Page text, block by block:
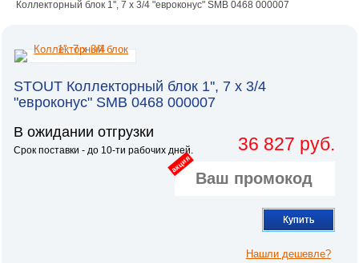
Коллекторный блок 1'', 7 x 3/4 "евроконус" SMB 0468 000007
STOUT Коллекторный блок 1'', 7 x 3/4
"евроконус" SMB 0468 000007
В ожидании отгрузки
Срок поставки - до 10-ти рабочих дней. 36 827 руб.
акция
Купить
Нашли дешевле?